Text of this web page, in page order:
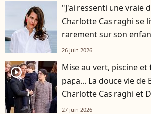
"J'ai ressenti une vraie
Charlotte Casiraghi se
rarement sur son
26 juin 2026
player2
Mise au vert, piscine et
papa... La douce vie de
Charlotte Casiraghi et
27 juin 2026